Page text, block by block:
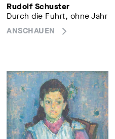
Rudolf Schuster
Durch die Fuhrt, ohne Jahr
ANSCHAUEN